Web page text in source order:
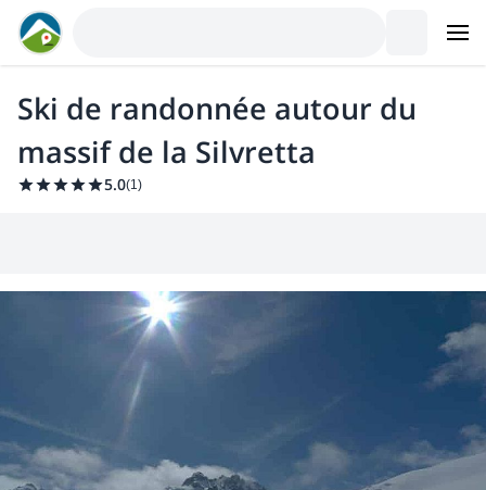
Ski de randonnée autour du
massif de la Silvretta
5.0(1)